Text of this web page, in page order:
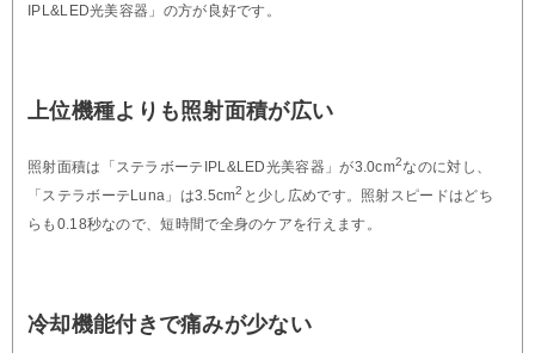
IPL&LED光美容器」の方が良好です。
上位機種よりも照射面積が広い
照射面積は「ステラボーテIPL&LED光美容器」が3.0cm2なのに対し、
「ステラボーテLuna」は3.5cm2 と少し広めです。照射スピードはどち
らも0.18秒なので、短時間で全身のケアを行えます。
冷却機能付きで痛みが少ない